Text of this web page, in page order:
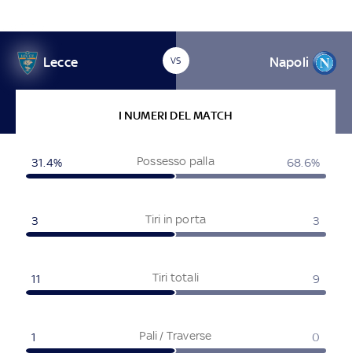
Lecce VS Napoli
I NUMERI DEL MATCH
Possesso palla
31.4% 68.6%
Tiri in porta
3 3
Tiri totali
11 9
Pali / Traverse
1 0